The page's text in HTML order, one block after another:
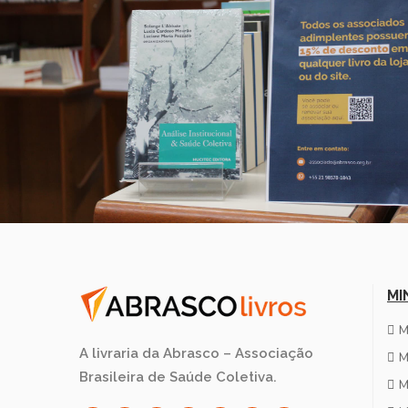
A livraria da Abrasco – Associação
Brasileira de Saúde Coletiva.